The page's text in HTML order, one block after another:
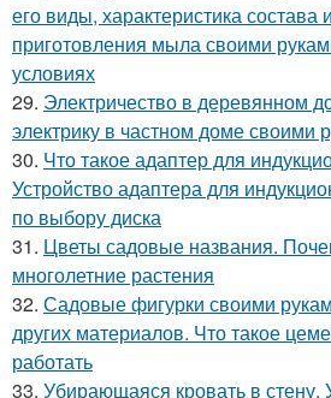
его виды, характеристика состава
приготовления мыла своими
условиях
29. Электричество в деревянном
электрику в частном доме своими
30. Что такое адаптер для
Устройство адаптера для
по выбору диска
31. Цветы садовые названия.
многолетние растения
32. Садовые фигурки своими
других материалов. Что такое
работать
33. Убирающаяся кровать в